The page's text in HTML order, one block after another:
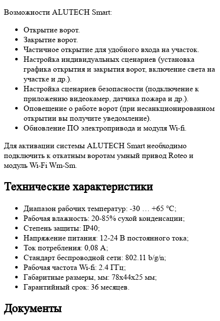
Возможности ALUTECH Smart:
Открытие ворот.
Закрытие ворот.
Частичное открытие для удобного входа на участок.
Настройка индивидуальных сценариев (установка
графика открытия и закрытия ворот, включение света на
участке и др.).
Настройка сценариев безопасности (подключение к
приложению видеокамер, датчика пожара и др.).
Оповещение о работе ворот (при несанкционированном
открытии вы получите уведомление).
Обновление ПО электропривода и модуля Wi-fi.
Для активации системы ALUTECH Smart необходимо
подключить к откатным воротам умный привод Roteo и
модуль Wi-Fi Wm-Sm.
Технические характеристики
Диапазон рабочих температур: -30 … +65 °C;
Рабочая влажность: 20-85% сухой конденсации;
Степень защиты: IP40;
Напряжение питания: 12-24 В постоянного тока;
Ток потребления: 0,08 А;
Стандарт беспроводной сети: 802.11 b/g/n;
Рабочая частота Wi-fi: 2.4 ГГц;
Габаритные размеры, мм: 78х44х25 мм;
Гарантийный срок: 36 месяцев.
Документы